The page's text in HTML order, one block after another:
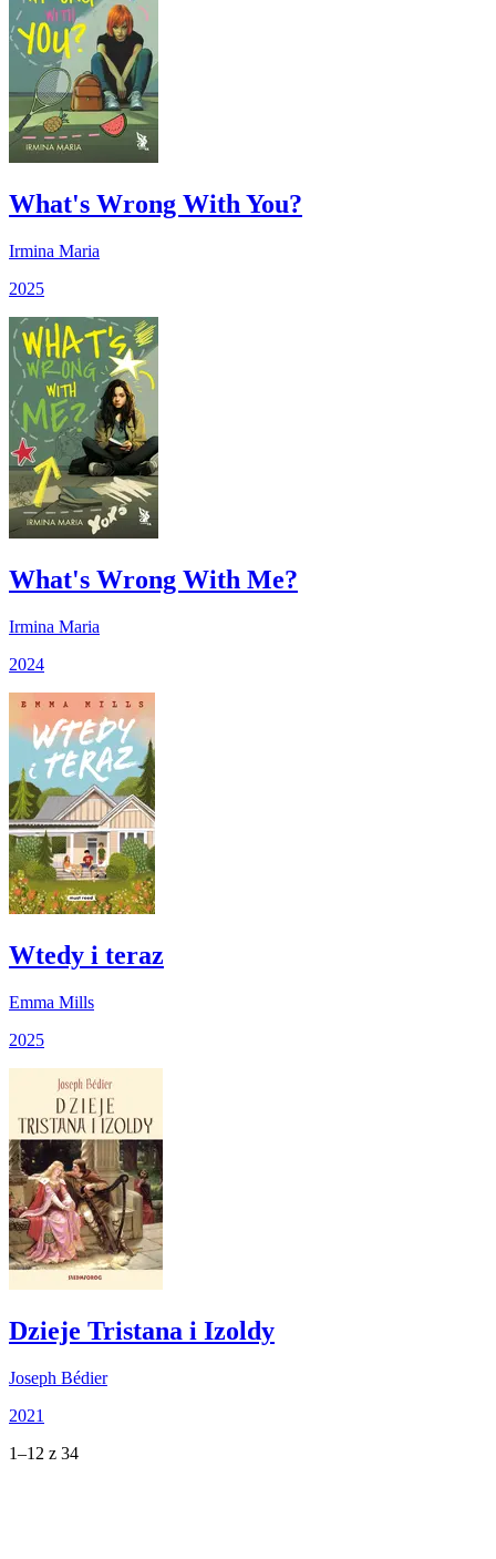
What's Wrong With You?
Irmina Maria
2025
What's Wrong With Me?
Irmina Maria
2024
Wtedy i teraz
Emma Mills
2025
Dzieje Tristana i Izoldy
Joseph Bédier
2021
1–12 z 34